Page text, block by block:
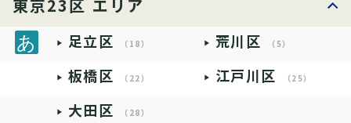
東京23区 エリア
足立区 （18） 荒川区 （5）
板橋区 （22） 江戸川区 （25）
大田区 （28）